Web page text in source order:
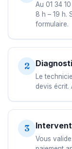
Au 01 34
8 h – 19 h.
formulaire.
2
Le
devis écrit.
3
Vous